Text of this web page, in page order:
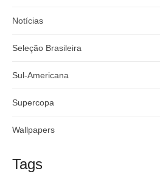
Notícias
Seleção Brasileira
Sul-Americana
Supercopa
Wallpapers
Tags